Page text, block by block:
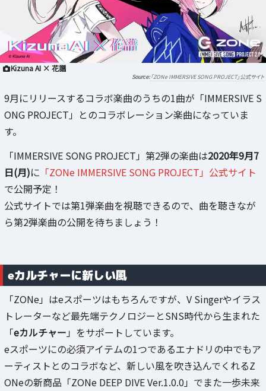
Kizuna AI × 花譜
「ZONe IMMERSIVE SONG PROJECT」公式サイト
9月にリリースするコラボ楽曲のうちの1曲が「IMMERSIVE S
ONG PROJECT」とのコラボレーション楽曲になっていま
す。
「IMMERSIVE SONG PROJECT」第2弾の楽曲は2020年9月7
日(月)に 「ZONe IMMERSIVE SONG PROJECT」公式サイト
で公開予定！
公式サイトでは第1弾楽曲を視聴できるので、曲を聴きなが
ら第2弾楽曲の公開を待ちましょう！
eカルチャーに新しい風
「ZONe」はeスポーツはもちろんですが、V Singerやイラス
トレーターなど最先端テクノロジーとSNS時代から生まれた
「eカルチャー 」をサポートしています。
eスポーツにの必須アイテムの1つであるエナドリの中でもア
ーティストとのコラボなど、新しい風を吹き込んでくれるZ
ONeの新商品「ZONe DEEP DIVE Ver.1.0.0」でまた一歩未来